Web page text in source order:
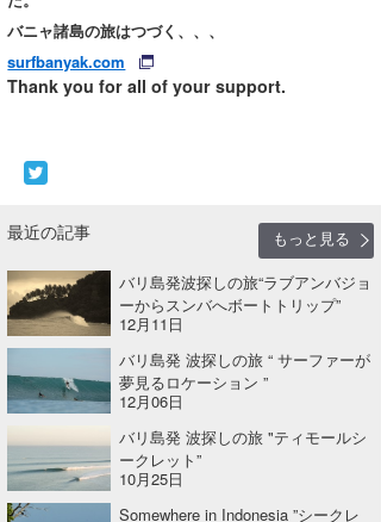
バニャ諸島の旅はつづく、、、
surfbanyak.com
Thank you for all of your support.
最近の記事
もっと見る
バリ島発波探しの旅“ラブアンバジョ
ーからスンバへボートトリップ”
12月11日
バリ島発 波探しの旅 “ サーファーが
夢見るロケーション ”
12月06日
バリ島発 波探しの旅 "ティモールシ
ークレット”
10月25日
Somewhere in Indonesia ”シークレ